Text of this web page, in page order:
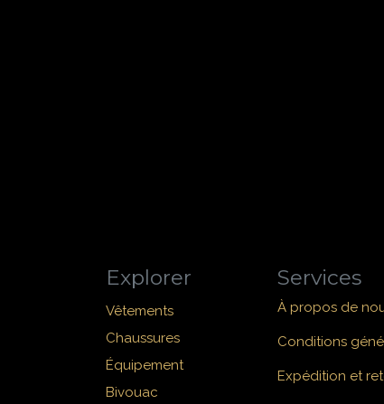
Explorer
Vêtements
Chaussures
Équipement
Bivouac
Services
À propos de
Conditions
Expédition et